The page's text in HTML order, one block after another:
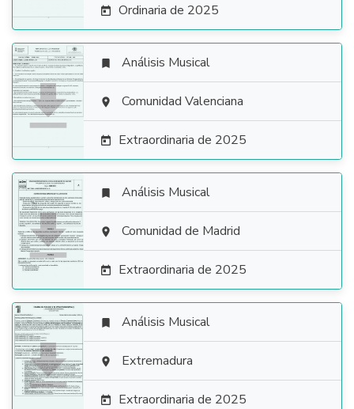
 Ordinaria de 2025

 Análisis Musical
 Comunidad Valenciana
 Extraordinaria de 2025

 Análisis Musical
 Comunidad de Madrid
 Extraordinaria de 2025

 Análisis Musical
 Extremadura
 Extraordinaria de 2025